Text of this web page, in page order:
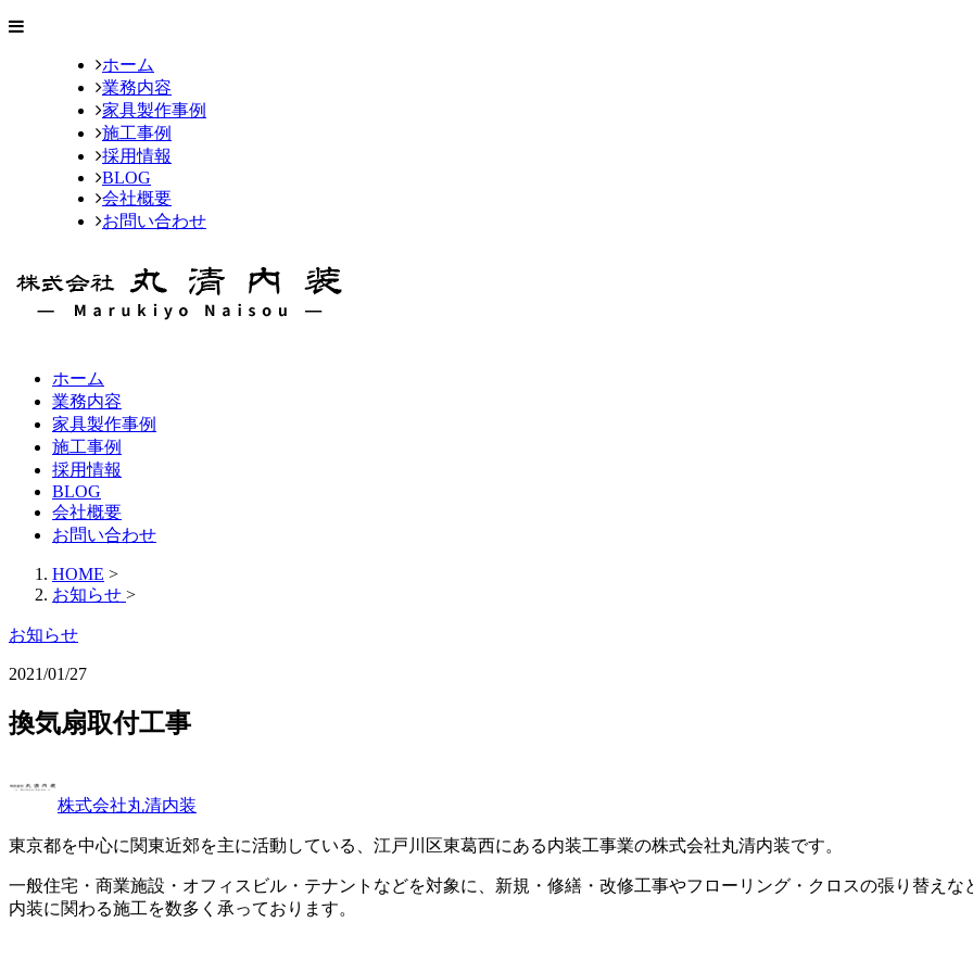
ホーム
業務内容
家具製作事例
施工事例
採用情報
BLOG
会社概要
お問い合わせ
ホーム
業務内容
家具製作事例
施工事例
採用情報
BLOG
会社概要
お問い合わせ
HOME >
お知らせ >
お知らせ
2021/01/27
換気扇取付工事
株式会社丸清内装
東京都を中心に関東近郊を主に活動している、江戸川区東葛西にある内装工事業の株式会社丸清内装です。
一般住宅・商業施設・オフィスビル・テナントなどを対象に、新規・修繕・改修工事やフローリング・クロスの張り替えな
内装に関わる施工を数多く承っております。